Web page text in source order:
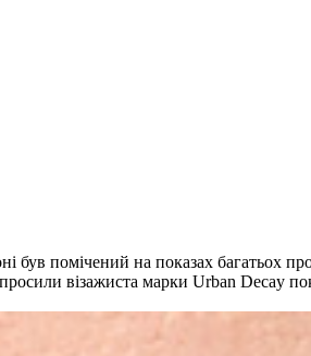
був помічений на показах багатьох
візажиста марки Urban Decay